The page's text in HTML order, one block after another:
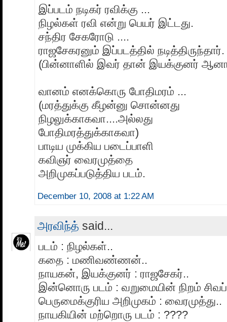
இப்படம் நடிகர் ரவிக்கு ...
நிழல்கள் ரவி என்று பெயர் இட்டது.
சந்திர சேகரோடு ....
ராஜசேகரனும் இப்படத்தில் நடித்திருந்தார்.
(பின்னாளில் இவர் தான் இயக்குனர்
வானம் எனக்கொரு போதிமரம் ...
(மரத்துக்கு கீழன்னு சொன்னது
நிழலுக்காகவா....அல்லது
போதிமரத்துக்காகவா)
பாடிய முக்கிய படைப்பாளி
கவிஞர் வைரமுத்தை
அறிமுகப்படுத்திய படம்.
December 10, 2008 at 1:22 AM
அரவிந்த் said...
படம் : நிழல்கள்..
கதை : மணிவண்ணன்..
நாயகன், இயக்குனர் : ராஜசேகர்..
இன்னொரு படம் : வறுமையின் நிறம்
பெருமைக்குரிய அறிமுகம் : வைரமுத்து..
நாயகியின் மற்றொரு படம் : ????